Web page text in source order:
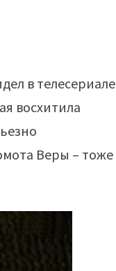
в телесериале
восхитила
Веры – тоже